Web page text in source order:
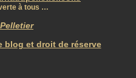
à tous …
blog et droit de réserve